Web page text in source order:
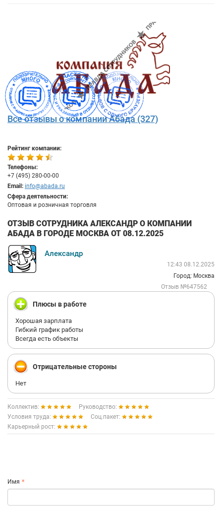
Все отзывы о компании Абада (327)
Рейтинг компании:
Телефоны:
+7 (495) 280-00-00
Email: info@abada.ru
Сфера деятельности:
Оптовая и розничная торговля
ОТЗЫВ СОТРУДНИКА АЛЕКСАНДР О КОМПАНИИ
АБАДА В ГОРОДЕ МОСКВА ОТ 08.12.2025
Александр
12:43 08.12.2025
Город: Москва
Отзыв №647562
Плюсы в работе
Хорошая зарплата
Гибкий график работы
Всегда есть объекты
Отрицательные стороны
Нет
Коллектив:
Руководство:
Условия труда:
Соц.пакет:
Карьерный рост:
Имя